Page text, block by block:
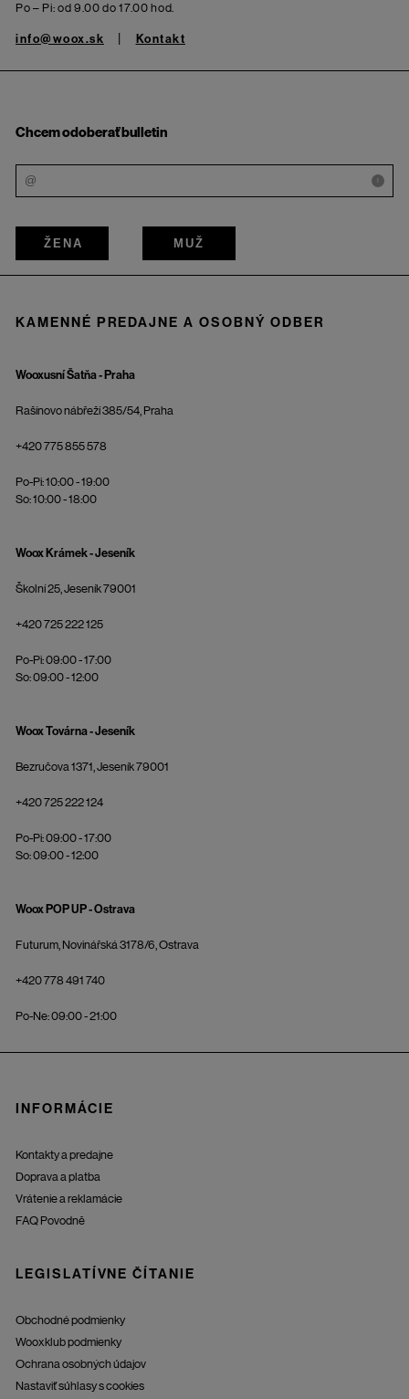
Po – Pi: od 9.00 do 17.00 hod.
info@woox.sk Kontakt
Chcem odoberať bulletin
i
ŽENA MUŽ
KAMENNÉ PREDAJNE A OSOBNÝ ODBER
Wooxusní Šatňa - Praha
Rašínovo nábřeží 385/54, Praha
+420 775 855 578
Po-Pi: 10:00 - 19:00
So: 10:00 - 18:00
Woox Krámek - Jeseník
Školní 25, Jeseník 79001
+420 725 222 125
Po-Pi: 09:00 - 17:00
So: 09:00 - 12:00
Woox Továrna - Jeseník
Bezručova 1371, Jeseník 79001
+420 725 222 124
Po-Pi: 09:00 - 17:00
So: 09:00 - 12:00
Woox POP UP - Ostrava
Futurum, Novinářská 3178/6, Ostrava
+420 778 491 740
Po-Ne: 09:00 - 21:00
INFORMÁCIE
Kontakty a predajne
Doprava a platba
Vrátenie a reklamácie
FAQ Povodně
LEGISLATÍVNE ČÍTANIE
Obchodné podmienky
Wooxklub podmienky
Ochrana osobných údajov
Nastaviť súhlasy s cookies